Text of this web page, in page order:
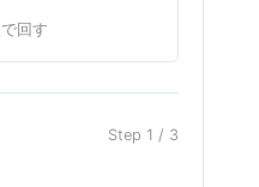
回す
Step 1 / 3